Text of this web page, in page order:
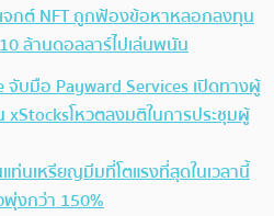
จกต์ NFT ถูกฟ้องข้อหาหลอกลงทุน
ล้านดอลลาร์ไปเล่นพนัน
จับมือ Payward Services เปิดทางผู้
xStocksโหวตลงมติในการประชุมผู้
ท่นเหรียญมีมที่โตแรงที่สุดในเวลานี้
งกว่า 150%